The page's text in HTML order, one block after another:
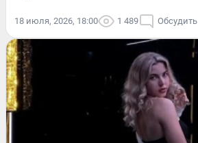
18 июля, 2026, 18:00 1 489 Обсудить